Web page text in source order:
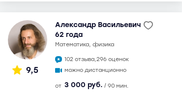
9,5
Александр Васильевич
62 года
математика, физика
102 отзыва,296 оценок
можно дистанционно
от 3 000 руб. / 90 мин.